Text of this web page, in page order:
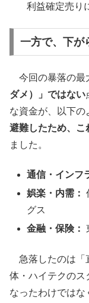
利益確定売り
一方で、下が
今回の暴落の最
ダメ）」ではない
な資金が、以下の
避難したため、こ
ました。
通信・インフ
娯楽・内需：
グス
金融・保険：
急落したのは「
体・ハイテクのス
なったわけでは